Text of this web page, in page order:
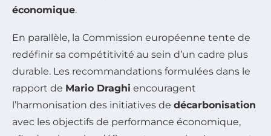
économique.
En parallèle, la Commission européenne tente de
redéfinir sa compétitivité au sein d’un cadre plus
durable. Les recommandations formulées dans le
rapport de Mario Draghi encouragent
l’harmonisation des initiatives de décarbonisation
avec les objectifs de performance économique,